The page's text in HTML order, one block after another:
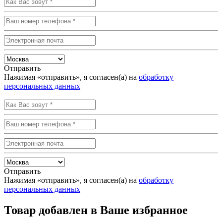
Отправить
Нажимая «отправить», я согласен(а) на обработку
персональных данных
Отправить
Нажимая «отправить», я согласен(а) на обработку
персональных данных
Товар добавлен в Ваше избранное